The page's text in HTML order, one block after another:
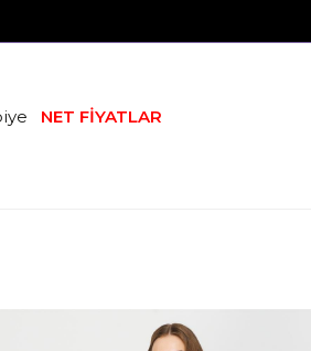
NET FİYATLAR